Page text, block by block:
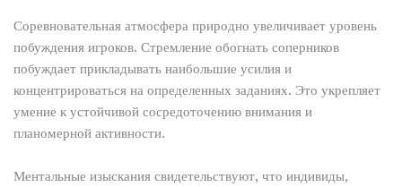
Соревновательная атмосфера природно увеличивает уровень
побуждения игроков. Стремление обогнать соперников
побуждает прикладывать наибольшие усилия и
концентрироваться на определенных заданиях. Это укрепляет
умение к устойчивой сосредоточению внимания и
планомерной активности.
Ментальные изыскания свидетельствуют, что индивиды,